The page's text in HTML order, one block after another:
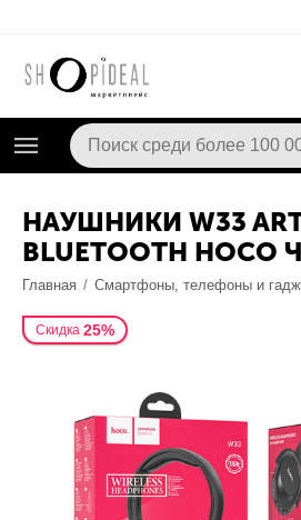
НАУШНИКИ W33 ART
BLUETOOTH
Главная / Смартфоны, телефоны и
Скидка 25%